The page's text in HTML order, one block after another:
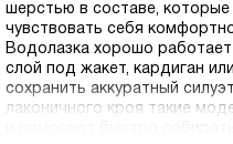
шерстью в составе,
чувствовать себя
Водолазка хорошо
слой под жакет, кардиган
сохранить аккуратный
лаконичного кроя такие